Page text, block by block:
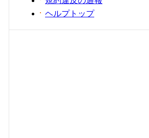
ヘルプトップ